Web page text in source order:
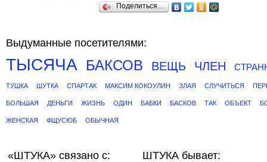
Поделиться…
Выдуманные посетителями:
ТЫСЯЧА БАКСОВ ВЕЩЬ ЧЛЕН
ТУШКА ШУТКА СПАРТАК МАКСИМ КОКОУЛИН ЗЛАЯ СЛУЧИТЬСЯ
БОЛЬШАЯ ДЕНЬГИ ЖИЗНЬ ОДИН БАБКИ БАСКОВ ТАК ОБЪЕКТ
ЖЕНСКАЯ ФЩУСЮБ ОБЫЧНАЯ
«ШТУКА» связано с: ШТУКА бывает: